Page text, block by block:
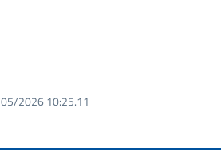
2026 10:25.11